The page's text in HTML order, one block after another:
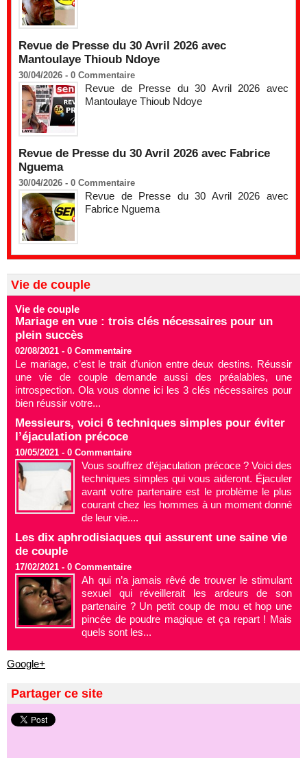
Revue de Presse du 30 Avril 2026 avec
Mantoulaye Thioub Ndoye
30/04/2026 - 0 Commentaire
Revue de Presse du 30 Avril 2026 avec
Mantoulaye Thioub Ndoye
Revue de Presse du 30 Avril 2026 avec Fabrice
Nguema
30/04/2026 - 0 Commentaire
Revue de Presse du 30 Avril 2026 avec
Fabrice Nguema
Vie de couple
Vie de couple
Mariage en vue : trois clés nécessaires pour un
plein succès
02/08/2021 - 0 Commentaire
Le mariage, c’est le trait d’union entre deux destins. Réussir
une vie de couple demande aussi des préalables, une
introspection. Ola vous donne ici les 3 clés nécessaires pour
bien réussir votre...
Messieurs, voici 6 techniques simples pour éviter
l’éjaculation précoce
10/05/2021 - 0 Commentaire
Vous souffrez d’éjaculation précoce ? Voici des
techniques simples qui vous aideront. Éjaculer
avant votre partenaire est le problème le plus
courant chez les hommes à un moment donné
de leur vie....
Les dix aphrodisiaques qui assurent une saine vie
de couple
17/02/2021 - 0 Commentaire
Ah qui n’a jamais rêvé de trouver le stimulant
sexuel qui réveillerait les ardeurs de son
partenaire ? Un petit coup de mou et hop une
pincée de poudre magique et ça repart ! Mais
quels sont les...
Google+
Partager ce site